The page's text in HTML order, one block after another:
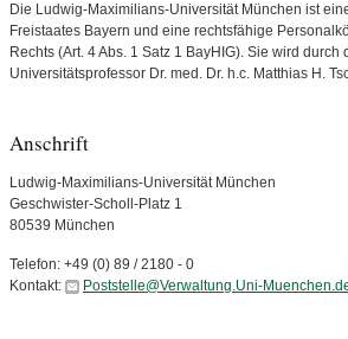
Die Ludwig-Maximilians-Universität München ist
Freistaates Bayern und eine rechtsfähige
Rechts (Art. 4 Abs. 1 Satz 1 BayHIG). Sie wird durch
Universitätsprofessor Dr. med. Dr. h.c. Matthias H.
Anschrift
Ludwig-Maximilians-Universität München
Geschwister-Scholl-Platz 1
80539 München
Telefon: +49 (0) 89 / 2180 - 0
Kontakt:
Poststelle@Verwaltung.Uni-